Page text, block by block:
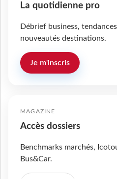
La quotidienne pro
Débrief business,
nouveautés destinations.
Je m'inscris
MAGAZINE
Accès dossiers
Benchmarks marchés,
Bus&Car.